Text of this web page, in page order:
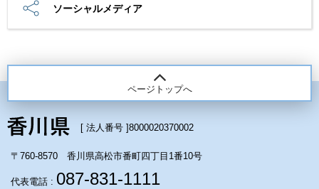
ソーシャルメディア
ページトップへ
[ 法人番号 ]8000020370002
〒760-8570 香川県高松市番町四丁目1番10号
代表電話 : 087-831-1111